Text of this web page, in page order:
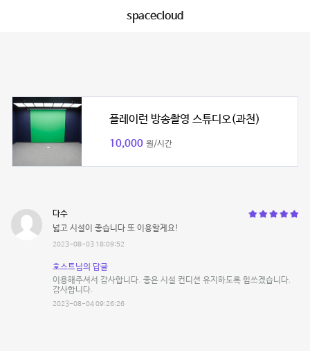
spacecloud
플레이런 방송촬영 스튜디오(과천)
10,000 원/시간
다수
넓고 시설이 좋습니다 또 이용할게요!
2023-08-03 18:09:52
호스트님의 답글
이용해주셔서 감사합니다. 좋은 시설 컨디션 유지하도록 힘쓰겠습니다.
감사합니다.
2023-08-04 09:26:26